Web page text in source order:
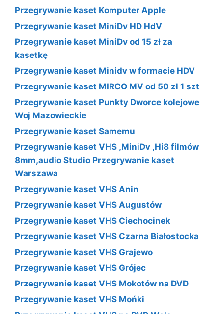
Przegrywanie kaset Komputer Apple
Przegrywanie kaset MiniDv HD HdV
Przegrywanie kaset MiniDv od 15 zł za
kasetkę
Przegrywanie kaset Minidv w formacie HDV
Przegrywanie kaset MIRCO MV od 50 zł 1 szt
Przegrywanie kaset Punkty Dworce kolejowe
Woj Mazowieckie
Przegrywanie kaset Samemu
Przegrywanie kaset VHS ,MiniDv ,Hi8 filmów
8mm,audio Studio Przegrywanie kaset
Warszawa
Przegrywanie kaset VHS Anin
Przegrywanie kaset VHS Augustów
Przegrywanie kaset VHS Ciechocinek
Przegrywanie kaset VHS Czarna Białostocka
Przegrywanie kaset VHS Grajewo
Przegrywanie kaset VHS Grójec
Przegrywanie kaset VHS Mokotów na DVD
Przegrywanie kaset VHS Mońki